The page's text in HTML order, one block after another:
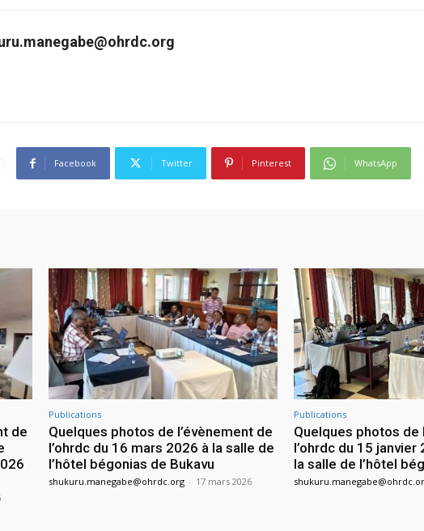
Facebook Twitter Pinterest WhatsApp
de
Publications
Quelques photos de l’évènement de
l’ohrdc du 16 mars 2026 à la salle de
l’hôtel bégonias de Bukavu
shukuru.manegabe@ohrdc.org - 17 mars 2026
Publications
Quelques photos de
l’ohrdc du 15 janvier
la salle de l’hôtel